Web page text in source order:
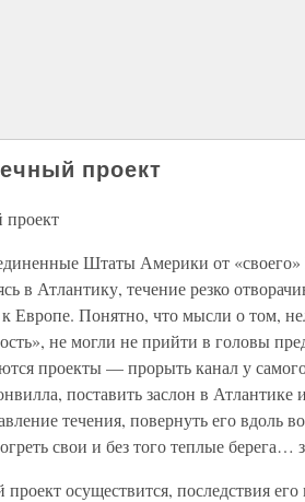
проект
проект
Штаты Америки от «своего»
в Атлантику, течение резко
к Европе. Понятно, что мысли о том,
не могли не прийти в головы
проекты — прорыть канал у
поставить заслон в
течения, повернуть его вдоль
свои и без того теплые берега…
осуществится, последствия